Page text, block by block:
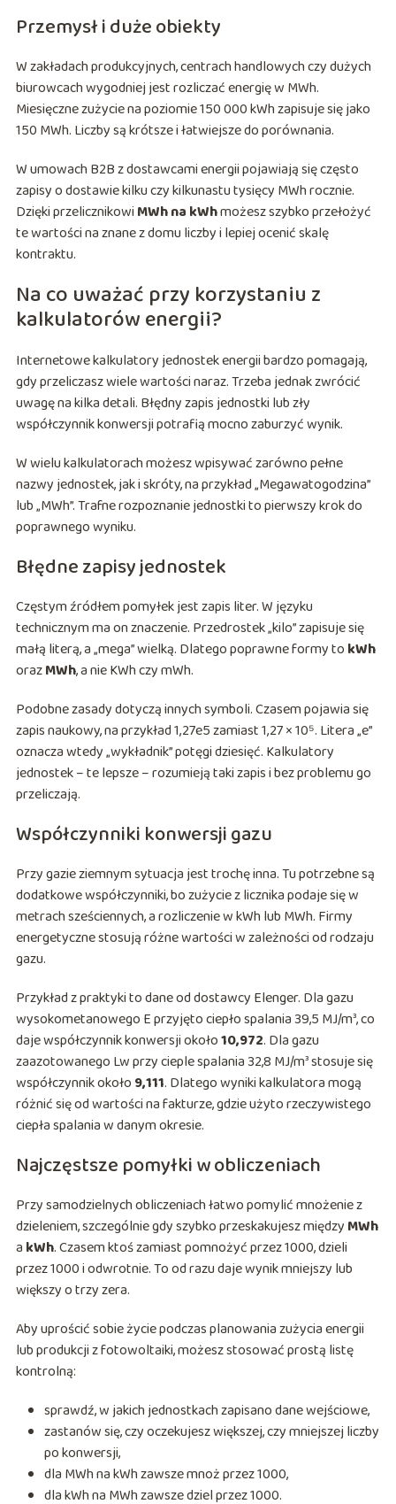
Przemysł i duże obiekty
W zakładach produkcyjnych, centrach handlowych czy dużych
biurowcach wygodniej jest rozliczać energię w MWh.
Miesięczne zużycie na poziomie 150 000 kWh zapisuje się jako
150 MWh. Liczby są krótsze i łatwiejsze do porównania.
W umowach B2B z dostawcami energii pojawiają się często
zapisy o dostawie kilku czy kilkunastu tysięcy MWh rocznie.
Dzięki przelicznikowi MWh na kWhmożesz szybko przełożyć
te wartości na znane z domu liczby i lepiej ocenić skalę
kontraktu.
Na co uważać przy korzystaniu z
kalkulatorów energii?
Internetowe kalkulatory jednostek energii bardzo pomagają,
gdy przeliczasz wiele wartości naraz. Trzeba jednak zwrócić
uwagę na kilka detali. Błędny zapis jednostki lub zły
współczynnik konwersji potrafią mocno zaburzyć wynik.
W wielu kalkulatorach możesz wpisywać zarówno pełne
nazwy jednostek, jak i skróty, na przykład „Megawatogodzina”
lub „MWh”. Trafne rozpoznanie jednostki to pierwszy krok do
poprawnego wyniku.
Błędne zapisy jednostek
Częstym źródłem pomyłek jest zapis liter. W języku
technicznym ma on znaczenie. Przedrostek „kilo” zapisuje się
małą literą, a „mega” wielką. Dlatego poprawne formy to kWh
orazMWh, a nie KWh czy mWh.
Podobne zasady dotyczą innych symboli. Czasem pojawia się
zapis naukowy, na przykład 1,27e5 zamiast 1,27 × 10⁵. Litera „e”
oznacza wtedy „wykładnik” potęgi dziesięć. Kalkulatory
jednostek – te lepsze – rozumieją taki zapis i bez problemu go
przeliczają.
Współczynniki konwersji gazu
Przy gazie ziemnym sytuacja jest trochę inna. Tu potrzebne są
dodatkowe współczynniki, bo zużycie z licznika podaje się w
metrach sześciennych, a rozliczenie w kWh lub MWh. Firmy
energetyczne stosują różne wartości w zależności od rodzaju
gazu.
Przykład z praktyki to dane od dostawcy Elenger. Dla gazu
wysokometanowego E przyjęto ciepło spalania 39,5 MJ/m³, co
daje współczynnik konwersji około10,972. Dla gazu
zaazotowanego Lw przy cieple spalania 32,8 MJ/m³ stosuje się
współczynnik około 9,111. Dlatego wyniki kalkulatora mogą
różnić się od wartości na fakturze, gdzie użyto rzeczywistego
ciepła spalania w danym okresie.
Najczęstsze pomyłki w obliczeniach
Przy samodzielnych obliczeniach łatwo pomylić mnożenie z
dzieleniem, szczególnie gdy szybko przeskakujesz między MWh
a kWh. Czasem ktoś zamiast pomnożyć przez 1000, dzieli
przez 1000 i odwrotnie. To od razu daje wynik mniejszy lub
większy o trzy zera.
Aby uprościć sobie życie podczas planowania zużycia energii
lub produkcji z fotowoltaiki, możesz stosować prostą listę
kontrolną:
sprawdź, w jakich jednostkach zapisano dane wejściowe,
zastanów się, czy oczekujesz większej, czy mniejszej liczby
po konwersji,
dla MWh na kWh zawsze mnoż przez 1000,
dla kWh na MWh zawsze dziel przez 1000.